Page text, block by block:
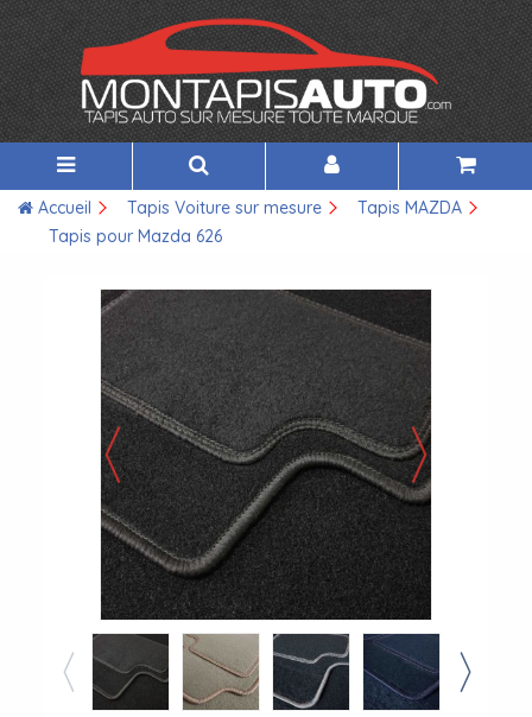
Accueil Tapis Voiture sur mesure
Tapis MAZDA
Tapis pour Mazda 626